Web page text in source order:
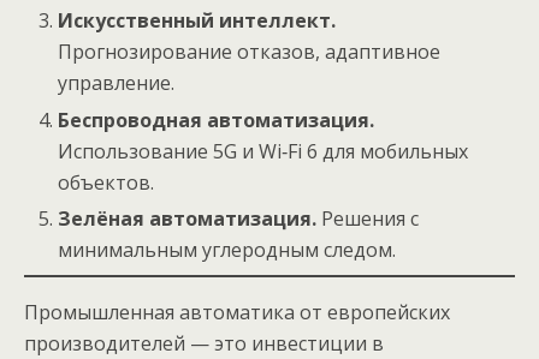
Искусственный интеллект.
Прогнозирование отказов, адаптивное
управление.
Беспроводная автоматизация.
Использование 5G и Wi‑Fi 6 для мобильных
объектов.
Зелёная автоматизация. Решения с
минимальным углеродным следом.
Промышленная автоматика от европейских
производителей — это инвестиции в